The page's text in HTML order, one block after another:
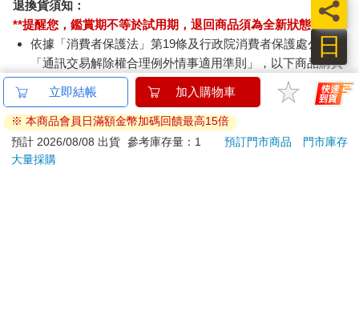
退換貨須知：
**提醒您，鑑賞期不等於試用期，退回商品須為全新狀態**
依據「消費者保護法」第19條及行政院消費者保護處公告之
「通訊交易解除權合理例外情事適用準則」，以下商品購買
後，除商品本身有瑕疵外，將不提供7天的猶豫期：
易於腐敗、保存期限較短或解約時即將逾期。（如：生
鮮食品）
依消費者要求所為之客製化給付。（客製化商品）
報紙、期刊或雜誌。（含MOOK、外文雜誌）
日
員